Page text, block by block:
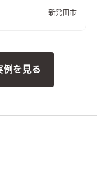
快適な高気密高断
新発田市
例を見る